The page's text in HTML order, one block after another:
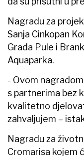
Nagradu za
Sanja Cinkopan
Grada Pule i
Aquaparka.
- Ovom
s partnerima bez
kvalitetno
zahvaljujem –
Nagradu za
Cromarisa kojem